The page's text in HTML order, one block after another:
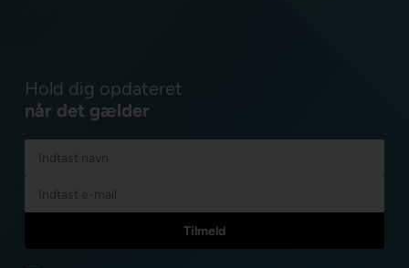
Hold dig opdateret
når det gælder